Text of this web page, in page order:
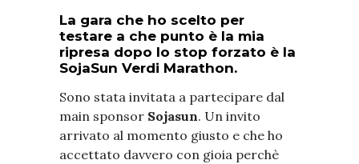
La gara che ho scelto per
testare a che punto è la mia
ripresa dopo lo stop forzato è la
SojaSun Verdi Marathon.
Sono stata invitata a partecipare dal
main sponsor Sojasun. Un invito
arrivato al momento giusto e che ho
accettato davvero con gioia perchè